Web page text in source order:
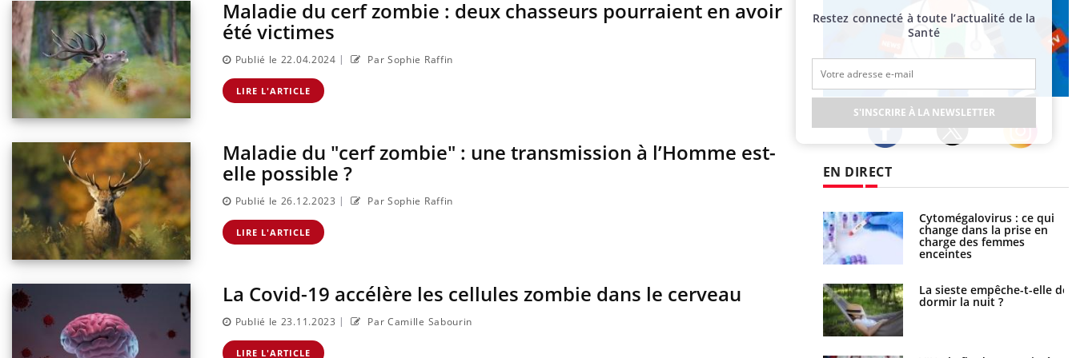
Maladie du cerf zombie : deux chasseurs pourraient en avoir
été victimes
Publié le 22.04.2024 | Par Sophie Raffin
LIRE L'ARTICLE
Maladie du "cerf zombie" : une transmission à l’Homme est-
elle possible ?
Publié le 26.12.2023 | Par Sophie Raffin
LIRE L'ARTICLE
La Covid-19 accélère les cellules zombie dans le cerveau
Publié le 23.11.2023 | Par Camille Sabourin
LIRE L'ARTICLE
EN DIRECT
Comment éviter une otite
pendant les vacances ?
Hantavirus : un cas détecté
chez un touriste en France
Comment oublier les
écrans en vacances ?
Chikungunya, dengue,
West Nile : que se passe-t-
Cytomégalovirus : ce qui
change dans la prise en
charge des femmes
enceintes
La sieste empêche-t-elle de
dormir la nuit ?
Restez connecté à toute l’actualité de la
Santé
S'INSCRIRE À LA NEWSLETTER